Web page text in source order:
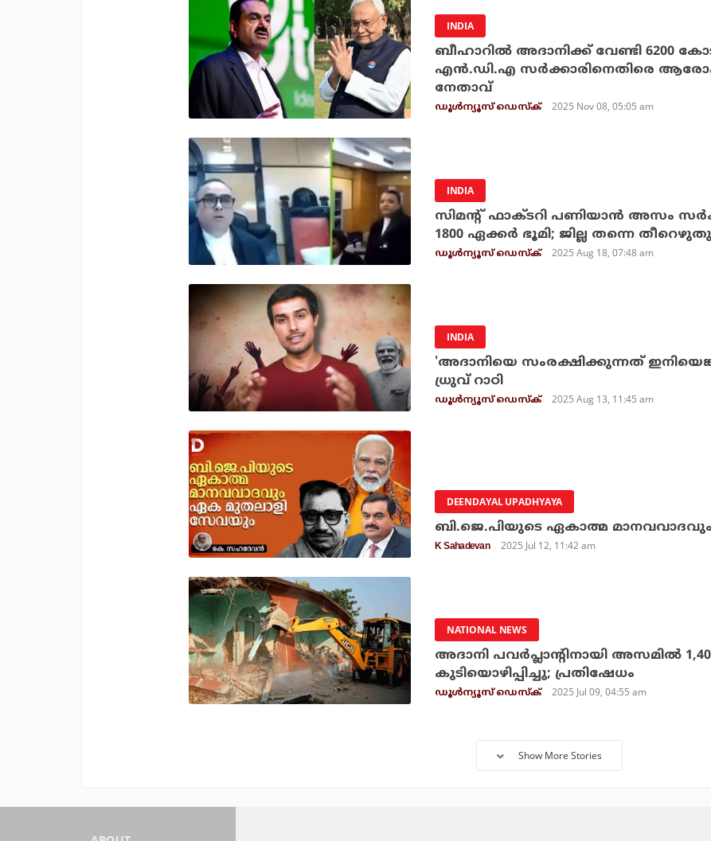
INDIA
ബീഹാറില്‍ അദാനിക്ക് വേണ്ടി 6200
എന്‍.ഡി.എ സര്‍ക്കാരിനെതിരെ
നേതാവ്
ഡൂള്‍ന്യൂസ് ഡെസ്‌ക് 2025 Nov 08, 05:05 am
INDIA
സിമന്റ് ഫാക്ടറി പണിയാന്‍ അസം
1800 ഏക്കര്‍ ഭൂമി; ജില്ല തന്നെ
ഡൂള്‍ന്യൂസ് ഡെസ്‌ക് 2025 Aug 18, 07:48 am
INDIA
'അദാനിയെ സംരക്ഷിക്കുന്നത്
ധ്രുവ് റാഠി
ഡൂള്‍ന്യൂസ് ഡെസ്‌ക് 2025 Aug 13, 11:45 am
DEENDAYAL UPADHYAYA
ബി.ജെ.പിയുടെ ഏകാത്മ
K Sahadevan 2025 Jul 12, 11:42 am
NATIONAL NEWS
അദാനി പവർപ്ലാന്റിനായി അസമിൽ
കുടിയൊഴിപ്പിച്ചു; പ്രതിഷേധം
ഡൂള്‍ന്യൂസ് ഡെസ്‌ക് 2025 Jul 09, 04:55 am
Show More Stories